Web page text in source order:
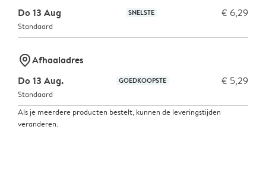
Do 13 Aug
SNELSTE € 6,29
Standaard
marker-pinAfhaaladres
Do 13 Aug.
GOEDKOOPSTE € 5,29
Standaard
Als je meerdere producten bestelt, kunnen de leveringstijden
veranderen.